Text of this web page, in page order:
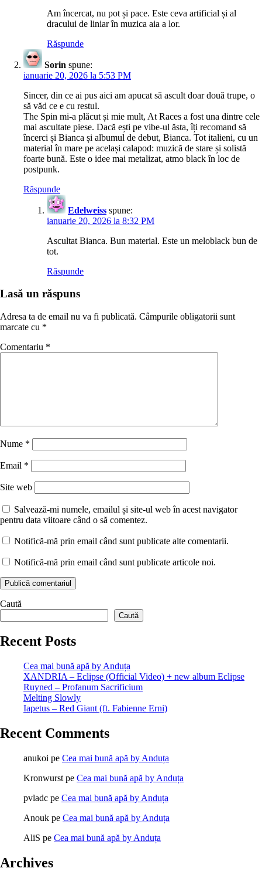
Am încercat, nu pot și pace. Este ceva artificial și al
dracului de liniar în muzica aia a lor.
Răspunde
Sorin spune:
ianuarie 20, 2026 la 5:53 PM
Sincer, din ce ai pus aici am apucat să ascult doar două trupe, o
să văd ce e cu restul.
The Spin mi-a plăcut și mie mult, At Races a fost una dintre cele
mai ascultate piese. Dacă ești pe vibe-ul ăsta, îți recomand să
încerci și Bianca și albumul de debut, Bianca. Tot italieni, cu un
material în mare pe același calapod: muzică de stare și solistă
foarte bună. Este o idee mai metalizat, atmo black în loc de
postpunk.
Răspunde
Edelweiss spune:
ianuarie 20, 2026 la 8:32 PM
Ascultat Bianca. Bun material. Este un meloblack bun de
tot.
Răspunde
Lasă un răspuns
Adresa ta de email nu va fi publicată. Câmpurile obligatorii sunt
marcate cu *
Comentariu *
Nume *
Email *
Site web
Salvează-mi numele, emailul și site-ul web în acest navigator
pentru data viitoare când o să comentez.
Notifică-mă prin email când sunt publicate alte comentarii.
Notifică-mă prin email când sunt publicate articole noi.
Caută
Caută
Recent Posts
Cea mai bună apă by Anduța
XANDRIA – Eclipse (Official Video) + new album Eclipse
Ruyned – Profanum Sacrificium
Melting Slowly
Iapetus – Red Giant (ft. Fabienne Erni)
Recent Comments
anukoi pe Cea mai bună apă by Anduța
Kronwurst pe Cea mai bună apă by Anduța
pvladc pe Cea mai bună apă by Anduța
Anouk pe Cea mai bună apă by Anduța
AliS pe Cea mai bună apă by Anduța
Archives